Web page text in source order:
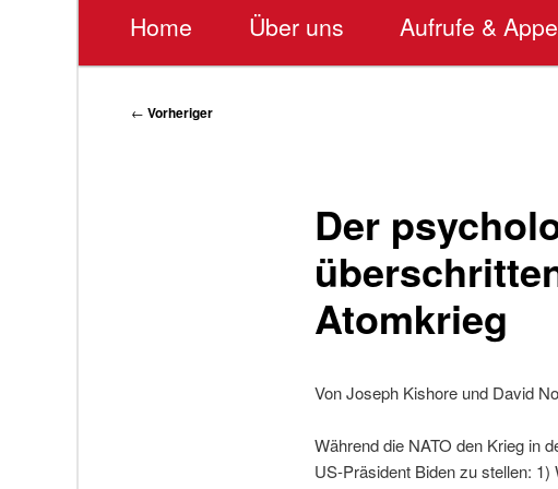
Home Über uns Aufrufe &
Beitragsnavigation
← Vorheriger
Der
Atomkrieg
Von Joseph Kishore und David
Während die NATO den Krieg in
US-Präsident Biden zu stellen: